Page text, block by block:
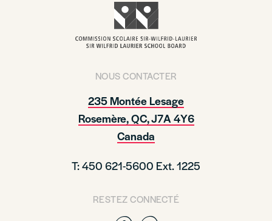
NOUS CONTACTER
235 Montée Lesage
Rosemère, QC, J7A 4Y6
Canada
T: 450 621-5600 Ext. 1225
RESTEZ CONNECTÉ